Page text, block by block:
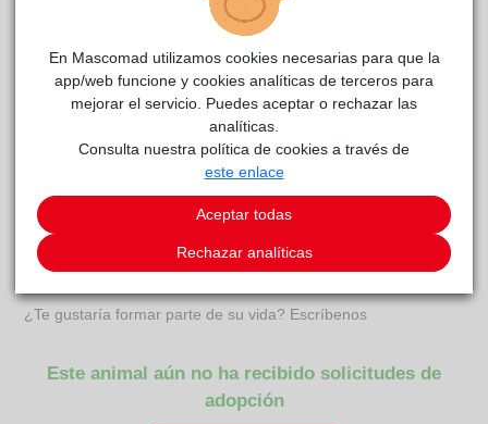
reside actualmente en el centro de acogida
Voz Animal.
COMENTARIOS
Carácter
Portel y sus herman@s fueron abandonados en una caja al
lado de unos contenedores de basura. Estos 4 hermanit@s
son unos gatitos adorables que se merecen encontrar un
hogar donde les den todo el amor que necesitan y no los
vuelvan a abandonar nunca.
¿Te gustaría formar parte de su vida? Escríbenos
Este animal aún no ha recibido solicitudes de
adopción
En Mascomad utilizamos cookies necesarias para que la
app/web funcione y cookies analíticas de terceros para
mejorar el servicio. Puedes aceptar o rechazar las
analíticas.
Consulta nuestra política de cookies a través de
este enlace
Aceptar todas
Rechazar analíticas